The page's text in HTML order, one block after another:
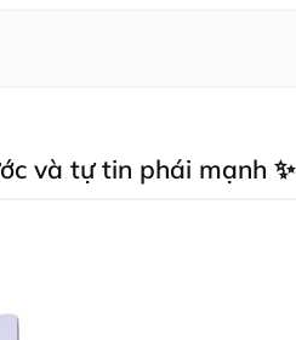
và tự tin phái mạnh ✨